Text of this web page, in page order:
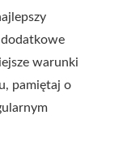
warunki
pamiętaj o